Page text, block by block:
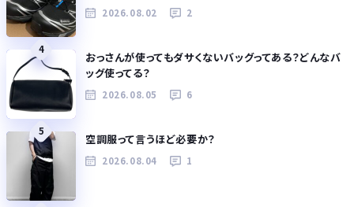
2026.08.02 2
4
おっさんが使ってもダサくないバッグってある？どんなバ
ッグ使ってる？
2026.08.05 6
5
空調服って言うほど必要か？
2026.08.04 1